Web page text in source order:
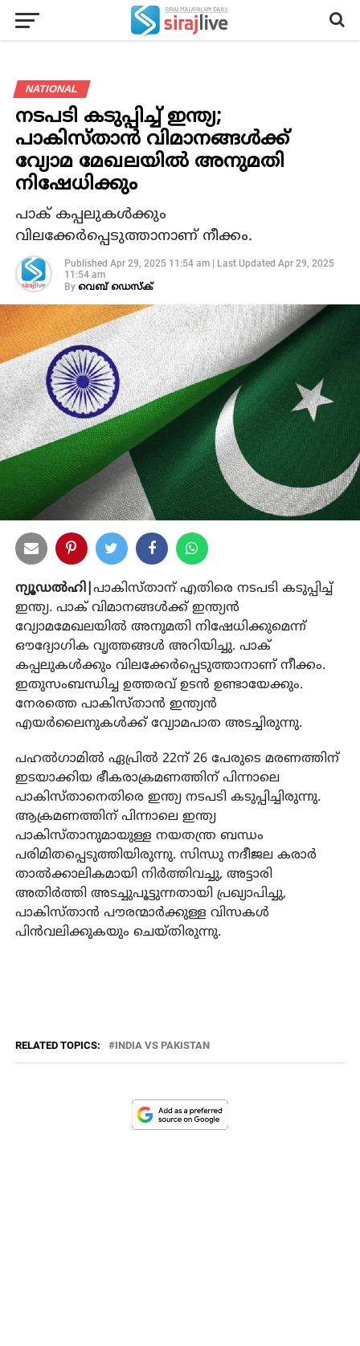
NATIONAL
നടപടി കടുപ്പിച്ച് ഇന്ത്യ;
പാകിസ്താന്‍ വിമാനങ്ങള്‍ക്ക്
വ്യോമ മേഖലയില്‍ അനുമതി
നിഷേധിക്കും
പാക് കപ്പലുകള്‍ക്കും
വിലക്കേര്‍പ്പെടുത്താനാണ് നീക്കം.
Published Apr 29, 2025 11:54 am| Last Updated Apr 29, 2025
11:54 am
By വെബ് ഡെസ്‌ക്
ന്യൂഡല്‍ഹി| പാകിസ്താന് എതിരെ നടപടി കടുപ്പിച്ച്
ഇന്ത്യ. പാക് വിമാനങ്ങള്‍ക്ക് ഇന്ത്യന്‍
വ്യോമമേഖലയില്‍ അനുമതി നിഷേധിക്കുമെന്ന്
ഔദ്യോഗിക വൃത്തങ്ങള്‍ അറിയിച്ചു. പാക്
കപ്പലുകള്‍ക്കും വിലക്കേര്‍പ്പെടുത്താനാണ് നീക്കം.
ഇതുസംബന്ധിച്ച ഉത്തരവ് ഉടന്‍ ഉണ്ടായേക്കും.
നേരത്തെ പാകിസ്താന്‍ ഇന്ത്യന്‍
എയര്‍ലൈനുകള്‍ക്ക് വ്യോമപാത അടച്ചിരുന്നു.
പഹല്‍ഗാമില്‍ ഏപ്രില്‍ 22ന് 26 പേരുടെ മരണത്തിന്
ഇടയാക്കിയ ഭീകരാക്രമണത്തിന് പിന്നാലെ
പാകിസ്താനെതിരെ ഇന്ത്യ നടപടി കടുപ്പിച്ചിരുന്നു.
ആക്രമണത്തിന് പിന്നാലെ ഇന്ത്യ
പാകിസ്താനുമായുള്ള നയതന്ത്ര ബന്ധം
പരിമിതപ്പെടുത്തിയിരുന്നു. സിന്ധു നദീജല കരാര്‍
താല്‍ക്കാലികമായി നിര്‍ത്തിവച്ചു, അട്ടാരി
അതിര്‍ത്തി അടച്ചുപൂട്ടുന്നതായി പ്രഖ്യാപിച്ചു,
പാകിസ്താന്‍ പൗരന്മാര്‍ക്കുള്ള വിസകള്‍
പിന്‍വലിക്കുകയും ചെയ്തിരുന്നു.
RELATED TOPICS: INDIA VS PAKISTAN